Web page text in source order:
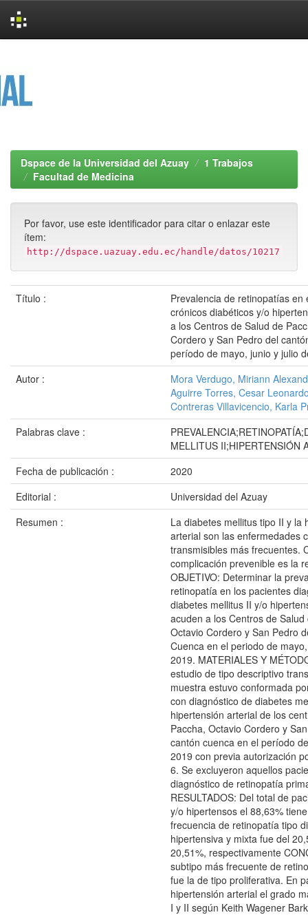
Dspace de la Universidad del Azuay
1 Trabajos
Facultad de Medicina
Por favor, use este identificador para citar o enlazar este
ítem:
http://dspace.uazuay.edu.ec/handle/datos/10217
Título :
Prevalencia de retinopatías en
crónicos diabéticos y/o
a los Centros de Salud de
Cordero y San Pedro del
período de mayo, junio y julio
Autor :
Mora Verdugo, Miriann
Aguirre Torres, Cesar
Contreras Villavicencio, Karla
Palabras clave :
MELLITUS II;HIPERTENSIÓN
Fecha de publicación :
2020
Editorial :
Universidad del Azuay
Resumen :
La diabetes mellitus tipo II y la
arterial son las enfermedades
transmisibles más frecuentes.
complicación prevenible es la
OBJETIVO: Determinar la
retinopatía en los pacientes
diabetes mellitus II y/o
acuden a los Centros de Salud
Octavio Cordero y San Pedro
Cuenca en el periodo de
2019. MATERIALES Y
estudio de tipo descriptivo
muestra estuvo conformada
con diagnóstico de diabetes
hipertensión arterial de los
Paccha, Octavio Cordero y
cantón cuenca en el período
2019 con previa autorización
6. Se excluyeron aquellos
diagnóstico de retinopatía
RESULTADOS: Del total de
y/o hipertensos el 88,63%
frecuencia de retinopatía tipo
hipertensiva y mixta fue del
20,51%, respectivamente
subtipo más frecuente de
fue la de tipo proliferativa. En
hipertensión arterial el grado
I y II según Keith Wagener